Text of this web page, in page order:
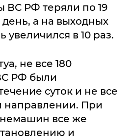
ВС РФ теряли по 19
а на выходных
увеличился в 10 раз.
не все 180
РФ были
суток и не все
направлении. При
все же
и